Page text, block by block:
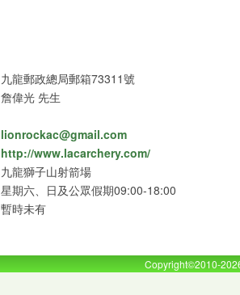
九龍郵政總局郵箱73311號
詹偉光 先生
lionrockac@gmail.com
http://www.lacarchery.com/
九龍獅子山射箭場
星期六、日及公眾假期09:00-18:00
暫時未有
Copyright©2010-